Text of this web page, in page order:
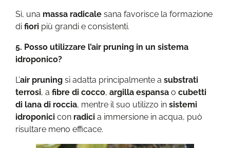
Sì, una massa radicale sana favorisce la formazione
di fiori più grandi e consistenti.
5. Posso utilizzare l’air pruning in un sistema
idroponico?
L’air pruning si adatta principalmente a substrati
terrosi, a fibre di cocco, argilla espansa o cubetti
di lana di roccia, mentre il suo utilizzo in sistemi
idroponici con radici a immersione in acqua, può
risultare meno efficace.